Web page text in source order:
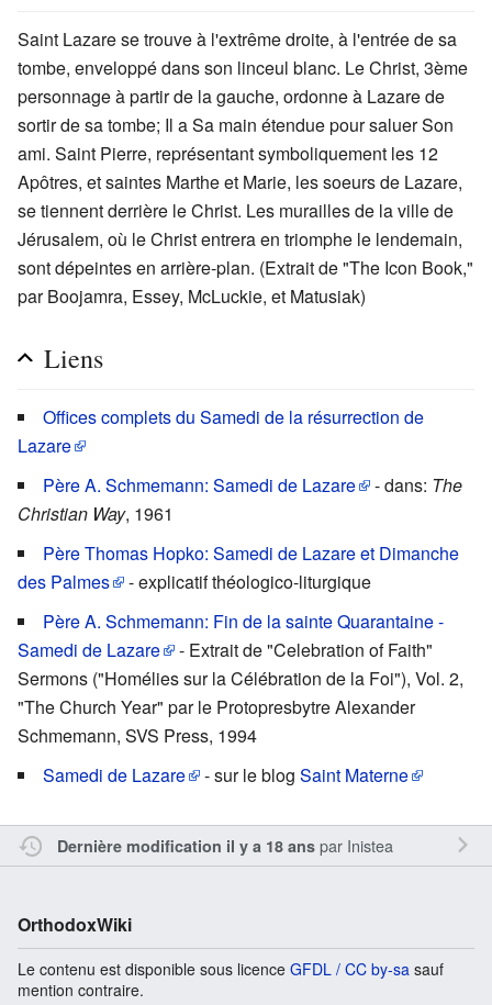
Saint Lazare se trouve à l'extrême droite, à l'entrée de sa
tombe, enveloppé dans son linceul blanc. Le Christ, 3ème
personnage à partir de la gauche, ordonne à Lazare de
sortir de sa tombe; Il a Sa main étendue pour saluer Son
ami. Saint Pierre, représentant symboliquement les 12
Apôtres, et saintes Marthe et Marie, les soeurs de Lazare,
se tiennent derrière le Christ. Les murailles de la ville de
Jérusalem, où le Christ entrera en triomphe le lendemain,
sont dépeintes en arrière-plan. (Extrait de "The Icon Book,"
par Boojamra, Essey, McLuckie, et Matusiak)
Liens
Offices complets du Samedi de la résurrection de
Lazare
Père A. Schmemann: Samedi de Lazare
- dans: The
Christian Way, 1961
Père Thomas Hopko: Samedi de Lazare et Dimanche
des Palmes
- explicatif théologico-liturgique
Père A. Schmemann: Fin de la sainte Quarantaine -
Samedi de Lazare
- Extrait de "Celebration of Faith"
Sermons ("Homélies sur la Célébration de la Foi"), Vol. 2,
"The Church Year" par le Protopresbytre Alexander
Schmemann, SVS Press, 1994
Samedi de Lazare
- sur le blog Saint Materne
Dernière modification il y a 18 anspar Inistea
OrthodoxWiki
Le contenu est disponible sous licence GFDL / CC by-sa sauf
mention contraire.